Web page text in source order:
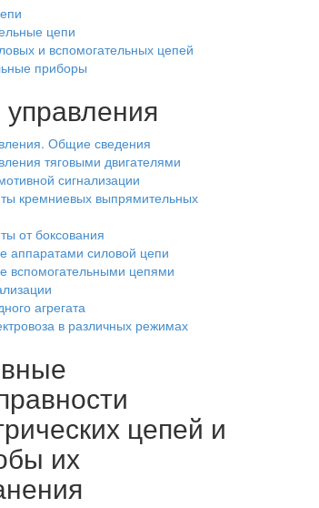
цепи
и вспомогательных цепей
приборы
Общие сведения
тяговыми двигателями
сигнализации
кремниевых выпрямительных
от боксования
аппаратами силовой цепи
вспомогательными цепями
агрегата
в различных режимах
цепей и
их